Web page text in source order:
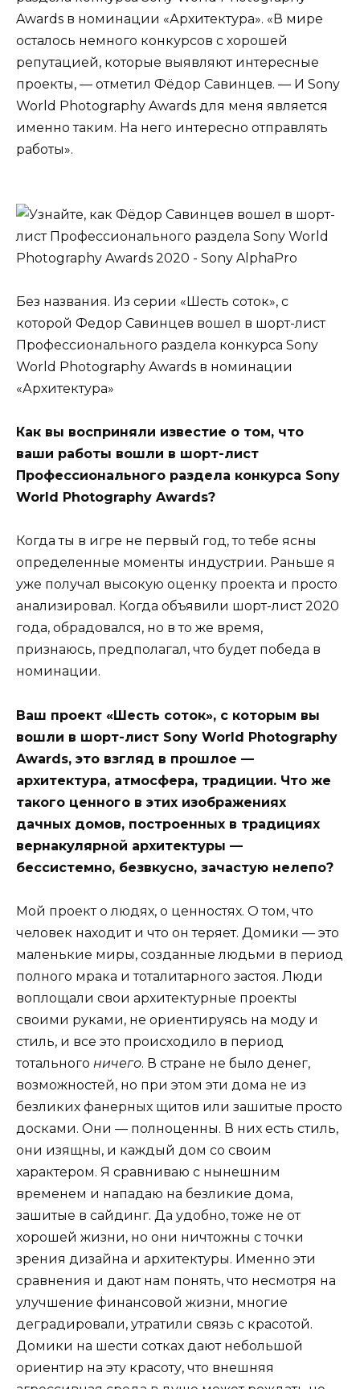
Awards в номинации «Архитектура». «В мире
осталось немного конкурсов с хорошей
репутацией, которые выявляют интересные
проекты, — отметил Фёдор Савинцев. — И Sony
World Photography Awards для меня является
именно таким. На него интересно отправлять
работы».
Без названия. Из серии «Шесть соток», с
которой Федор Савинцев вошел в шорт-лист
Профессионального раздела конкурса Sony
World Photography Awards в номинации
«Архитектура»
Как вы восприняли известие о том, что
ваши работы вошли в шорт-лист
Профессионального раздела конкурса Sony
World Photography Awards?
Когда ты в игре не первый год, то тебе ясны
определенные моменты индустрии. Раньше я
уже получал высокую оценку проекта и просто
анализировал. Когда объявили шорт-лист 2020
года, обрадовался, но в то же время,
признаюсь, предполагал, что будет победа в
номинации.
Ваш проект «Шесть соток», с которым вы
вошли в шорт-лист Sony World Photography
Awards, это взгляд в прошлое —
архитектура, атмосфера, традиции. Что же
такого ценного в этих изображениях
дачных домов, построенных в традициях
вернакулярной архитектуры —
бессистемно, безвкусно, зачастую нелепо?
Мой проект о людях, о ценностях. О том, что
человек находит и что он теряет. Домики — это
маленькие миры, созданные людьми в период
полного мрака и тоталитарного застоя. Люди
воплощали свои архитектурные проекты
своими руками, не ориентируясь на моду и
стиль, и все это происходило в период
тотального ничего. В стране не было денег,
возможностей, но при этом эти дома не из
безликих фанерных щитов или зашитые просто
досками. Они — полноценны. В них есть стиль,
они изящны, и каждый дом со своим
характером. Я сравниваю с нынешним
временем и нападаю на безликие дома,
зашитые в сайдинг. Да удобно, тоже не от
хорошей жизни, но они ничтожны с точки
зрения дизайна и архитектуры. Именно эти
сравнения и дают нам понять, что несмотря на
улучшение финансовой жизни, многие
деградировали, утратили связь с красотой.
Домики на шести сотках дают небольшой
ориентир на эту красоту, что внешняя